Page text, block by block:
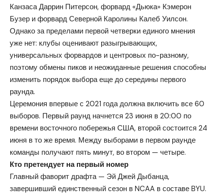
Канзаса Даррин Питерсон, форвард «Дьюка» Кэмерон
Бузер и форвард Северной Каролины Калеб Уилсон.
Однако за пределами первой четверки единого мнения
уже нет: клубы оценивают разыгрывающих,
универсальных форвардов и центровых по-разному,
поэтому обмены пиков и неожиданные решения способны
изменить порядок выбора еще до середины первого
раунда.
Церемония впервые с 2021 года должна включить все 60
выборов. Первый раунд начнется 23 июня в 20:00 по
времени восточного побережья США, второй состоится 24
июня в то же время. Между выборами в первом раунде
команды получают пять минут, во втором — четыре.
Кто претендует на первый номер
Главный фаворит драфта — Эй Джей Дыбанца,
завершивший единственный сезон в NCAA в составе BYU.